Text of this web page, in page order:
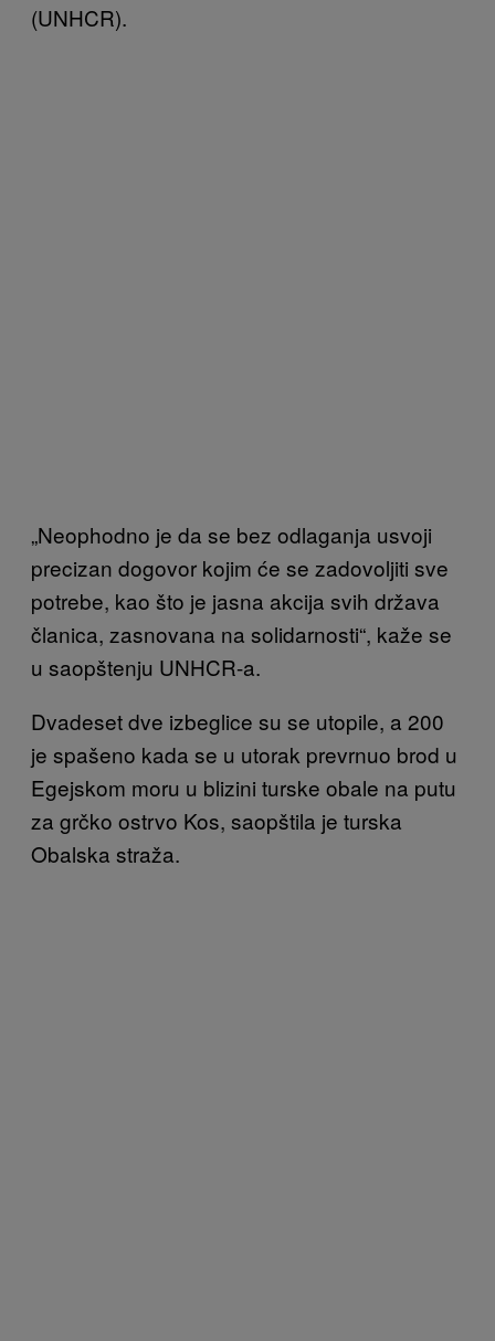
(UNHCR).
„Neophodno je da se bez odlaganja usvoji
precizan dogovor kojim će se zadovoljiti sve
potrebe, kao što je jasna akcija svih država
članica, zasnovana na solidarnosti“, kaže se
u saopštenju UNHCR-a.
Dvadeset dve izbeglice su se utopile, a 200
je spašeno kada se u utorak prevrnuo brod u
Egejskom moru u blizini turske obale na putu
za grčko ostrvo Kos, saopštila je turska
Obalska straža.